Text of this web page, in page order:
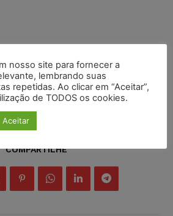
COMPARTILHE
nosso site para fornecer a
lembrando suas
repetidas. Ao clicar em “Aceitar”,
de TODOS os cookies.
Aceitar